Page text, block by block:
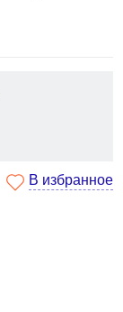
В избранное